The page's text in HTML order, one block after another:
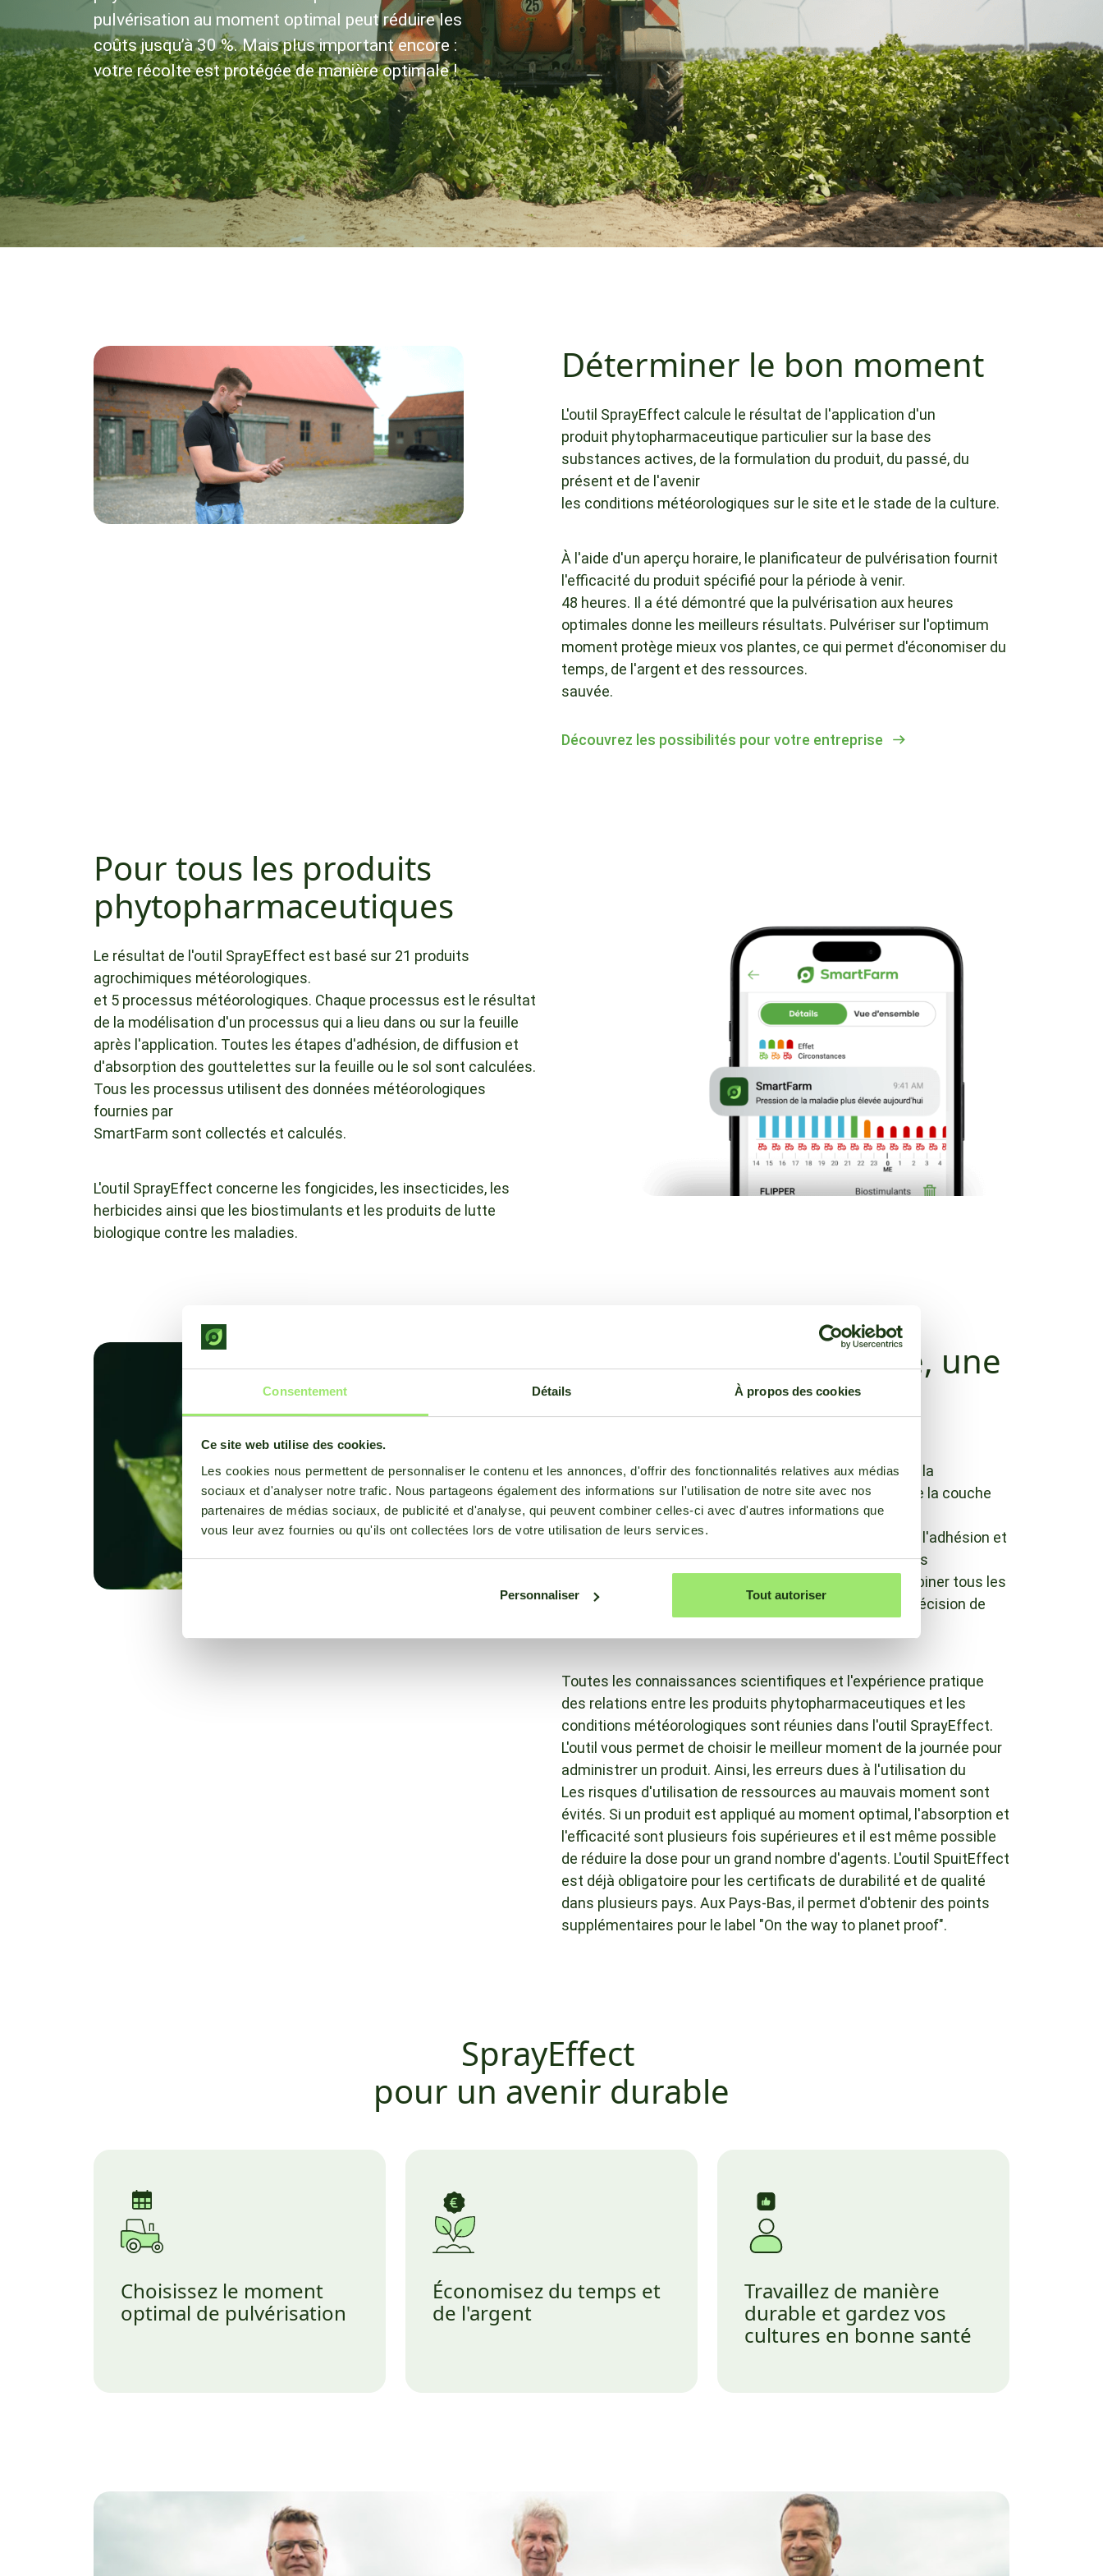
Consentement Détails À propos des cookies
Ce site web utilise des cookies.
Les cookies nous permettent de personnaliser le contenu et les annonces, d'offrir des fonctionnalités relatives aux médias
sociaux et d'analyser notre trafic. Nous partageons également des informations sur l'utilisation de notre site avec nos
partenaires de médias sociaux, de publicité et d'analyse, qui peuvent combiner celles-ci avec d'autres informations que
vous leur avez fournies ou qu'ils ont collectées lors de votre utilisation de leurs services.
Personnaliser Tout autoriser
pulvérisation au moment optimal peut réduire les
coûts jusqu’à 30 %. Mais plus important encore :
votre récolte est protégée de manière optimale !
Déterminer le bon moment
L'outil SprayEffect calcule le résultat de l'application d'un
produit phytopharmaceutique particulier sur la base des
substances actives, de la formulation du produit, du passé, du
présent et de l'avenir
les conditions météorologiques sur le site et le stade de la culture.
À l'aide d'un aperçu horaire, le planificateur de pulvérisation fournit
l'efficacité du produit spécifié pour la période à venir.
48 heures. Il a été démontré que la pulvérisation aux heures
optimales donne les meilleurs résultats. Pulvériser sur l'optimum
moment protège mieux vos plantes, ce qui permet d'économiser du
temps, de l'argent et des ressources.
sauvée.
Découvrez les possibilités pour votre entreprise
Pour tous les produits
phytopharmaceutiques
Le résultat de l'outil SprayEffect est basé sur 21 produits
agrochimiques météorologiques.
et 5 processus météorologiques. Chaque processus est le résultat
de la modélisation d'un processus qui a lieu dans ou sur la feuille
après l'application. Toutes les étapes d'adhésion, de diffusion et
d'absorption des gouttelettes sur la feuille ou le sol sont calculées.
Tous les processus utilisent des données météorologiques
fournies par
SmartFarm sont collectés et calculés.
L'outil SprayEffect concerne les fongicides, les insecticides, les
herbicides ainsi que les biostimulants et les produits de lutte
biologique contre les maladies.
Une question complexe, une
solution conviviale
sujet complexe. Ainsi, les conditions météorologiques, la
Le type de formulation et l'accumulation dynamique de la couche
de cire à l'intérieur de l'appareil.
La surface supérieure de la feuille est importante pour l'adhésion et
le taux et le mode d'absorption des substances actives
systémiques dans les feuilles. Il est si difficile de combiner tous les
processus importants dans l'esprit au moment où la décision de
Toutes les connaissances scientifiques et l'expérience pratique
des relations entre les produits phytopharmaceutiques et les
conditions météorologiques sont réunies dans l'outil SprayEffect.
L'outil vous permet de choisir le meilleur moment de la journée pour
administrer un produit. Ainsi, les erreurs dues à l'utilisation du
Les risques d'utilisation de ressources au mauvais moment sont
évités. Si un produit est appliqué au moment optimal, l'absorption et
l'efficacité sont plusieurs fois supérieures et il est même possible
de réduire la dose pour un grand nombre d'agents. L'outil SpuitEffect
est déjà obligatoire pour les certificats de durabilité et de qualité
dans plusieurs pays. Aux Pays-Bas, il permet d'obtenir des points
supplémentaires pour le label "On the way to planet proof".
SprayEffect
pour un avenir durable
Choisissez le moment
optimal de pulvérisation
Économisez du temps et
de l'argent
Travaillez de manière
durable et gardez vos
cultures en bonne santé